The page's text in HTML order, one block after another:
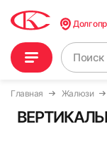
Главная Жалюзи